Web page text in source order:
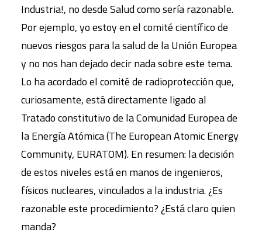
Industria!, no desde Salud como sería razonable.
Por ejemplo, yo estoy en el comité científico de
nuevos riesgos para la salud de la Unión Europea
y no nos han dejado decir nada sobre este tema.
Lo ha acordado el comité de radioprotección que,
curiosamente, está directamente ligado al
Tratado constitutivo de la Comunidad Europea de
la Energía Atómica (The European Atomic Energy
Community, EURATOM). En resumen: la decisión
de estos niveles está en manos de ingenieros,
físicos nucleares, vinculados a la industria. ¿Es
razonable este procedimiento? ¿Está claro quien
manda?